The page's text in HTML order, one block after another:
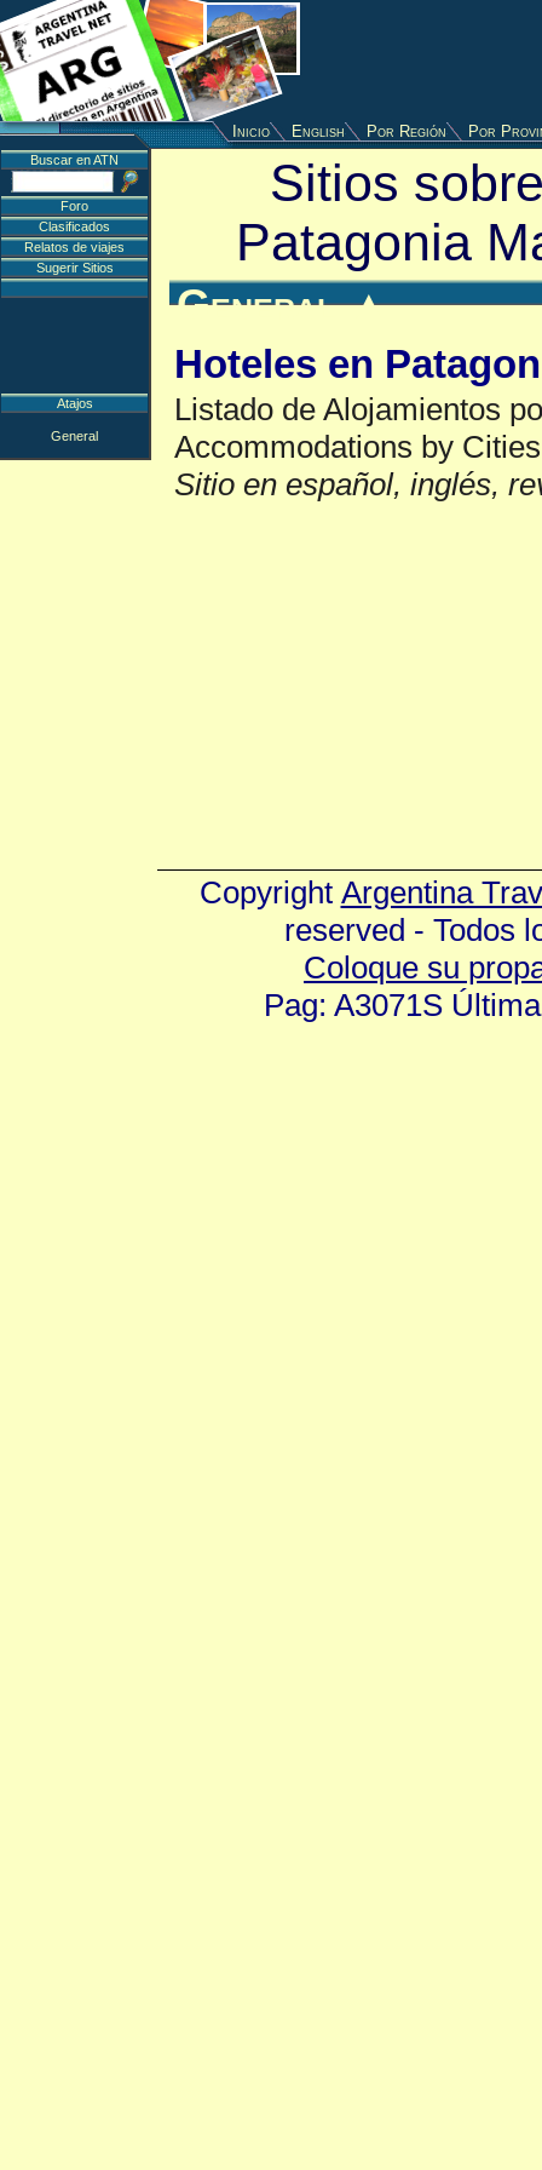
Inicio English Por Región Por
Sitios
Patagonia
General▲
Hoteles en
Listado de Alojamientos
Accommodations by
Sitio en español, inglés,
Buscar en ATN
Foro
Clasificados
Relatos de viajes
Sugerir Sitios
Atajos
General
Copyright Argentina
reserved - Todos
Coloque su
Pag: A3071S